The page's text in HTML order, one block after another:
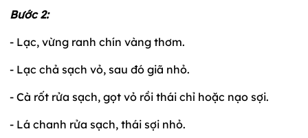
Bước 2:
- Lạc, vừng ranh chín vàng thơm.
- Lạc chả sạch vỏ, sau đó giã nhỏ.
- Cà rốt rửa sạch, gọt vỏ rồi thái chỉ hoặc nạo sợi.
- Lá chanh rửa sạch, thái sợi nhỏ.